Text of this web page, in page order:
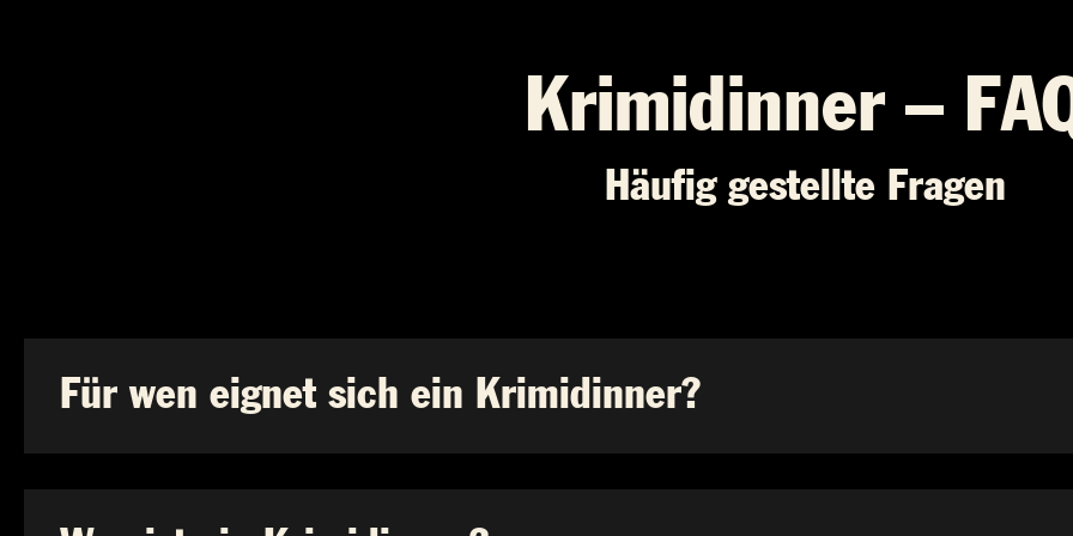
Krimidinner –
Häufig gestellte Fragen
Für wen eignet sich ein Krimidinner?